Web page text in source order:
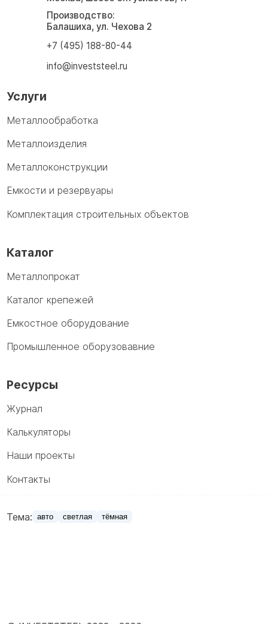
Производство:
Балашиха, ул. Чехова 2
+7 (495) 188-80-44
info@investsteel.ru
Услуги
Металлообработка
Металлоизделия
Металлоконструкции
Емкости и резервуары
Комплектация строительных объектов
Каталог
Металлопрокат
Каталог крепежей
Емкостное оборудование
Промышленное оборузовавние
Ресурсы
Журнал
Калькуляторы
Наши проекты
Контакты
Тема: авто светлая тёмная